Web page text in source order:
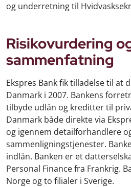
og underretning til
Risikovurdering
sammenfatning
Ekspres Bank fik tilladelse til at
Danmark i 2007. Bankens
tilbyde udlån og kreditter til
Danmark både direkte via
og igennem detailforhandlere
sammenligningstjenester.
indlån. Banken er et
Personal Finance fra Frankrig.
Norge og to filialer i Sverige.